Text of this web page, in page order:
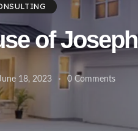
of Joseph
18, 2023 0 Comments